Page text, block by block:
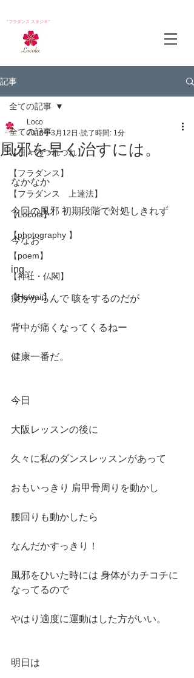
*フラダンス スタジオ*
記事
全ての記事
【日々のつれづれ】
【フラダンス】
【フラダンス 上達法】
【Locola】
【photography 】
【poem】
【神社・仏閣】
【Hawaii】
全ての記事
風邪を早く治すには。
Loco
2018年3月12日 読了時間: 1分
なかなか
今回の風邪 初期段階で対処しきれず
今なお
ing…
痰がからんで 咳をするのだが
背中が痛くなってくるねー
健康一番だ。
今日
大阪レッスンの後に
久々に私のダンスレッスンがあって
おもいっきり 肩甲骨周りを動かし
腰回りも動かしたら
なんだかすっきり！
風邪をひいた時には 身体がカチコチに
なってるので
やはり適度に運動はした方がいい。
明日は